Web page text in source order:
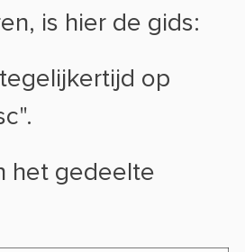
is hier de gids:
op
het gedeelte